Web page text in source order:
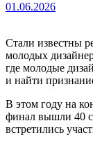
01.06.2026
Стали известны
молодых
где молодые
и найти
В этом году на
финал вышли 40
встретились